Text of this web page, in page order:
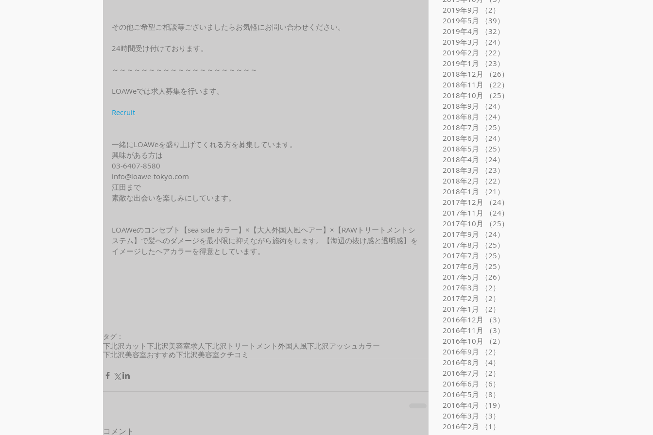
その他ご希望ご相談等ございましたらお気軽にお問い合わせください。
24時間受け付けております。
～～～～～～～～～～～～～～～～～～～～
LOAWeでは求人募集を行います。
Recruit
一緒にLOAWeを盛り上げてくれる方を募集しています。
興味がある方は
03-6407-8580
info@loawe-tokyo.com
江田まで
素敵な出会いを楽しみにしています。
LOAWeのコンセプト【sea side カラー】×【大人外国人風ヘアー】×【RAWトリートメントシ
ステム】で髪へのダメージを最小限に抑えながら施術をします。【海辺の抜け感と透明感】を
イメージしたヘアカラーを得意としています。
タグ：
下北沢カット 下北沢美容室求人下北沢トリートメント 外国人風下北沢アッシュカラー
下北沢美容室おすすめ下北沢美容室クチコミ
コメント
2019年9月
（2）
2019年5月
（39）
2019年4月
（32）
2019年3月
（24）
2019年2月
（22）
2019年1月
（23）
2018年12月
（26）
2018年11月
（22）
2018年10月
（25）
2018年9月
（24）
2018年8月
（24）
2018年7月
（25）
2018年6月
（24）
2018年5月
（25）
2018年4月
（24）
2018年3月
（23）
2018年2月
（22）
2018年1月
（21）
2017年12月
（24）
2017年11月
（24）
2017年10月
（25）
2017年9月
（24）
2017年8月
（25）
2017年7月
（25）
2017年6月
（25）
2017年5月
（26）
2017年3月
（2）
2017年2月
（2）
2017年1月
（2）
2016年12月
（3）
2016年11月
（3）
2016年10月
（2）
2016年9月
（2）
2016年8月
（4）
2016年7月
（2）
2016年6月
（6）
2016年5月
（8）
2016年4月
（19）
2016年3月
（3）
2016年2月
（1）